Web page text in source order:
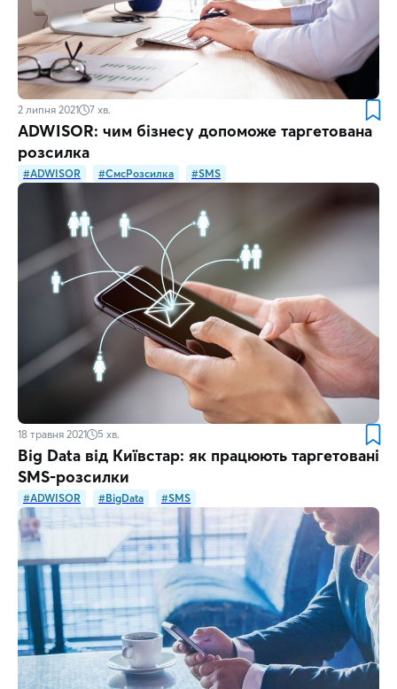
2 липня 2021 7 хв.
ADWISOR: чим бізнесу допоможе таргетована
розсилка
#ADWISOR #СмсРозсилка #SMS
18 травня 2021 5 хв.
Big Data від Київстар: як працюють таргетовані
SMS-розсилки
#ADWISOR #BigData #SMS